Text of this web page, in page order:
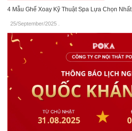
4 Mẫu Ghế Xoay Kỹ Thuật Spa Lựa Chọn Nhất
25/September/2025